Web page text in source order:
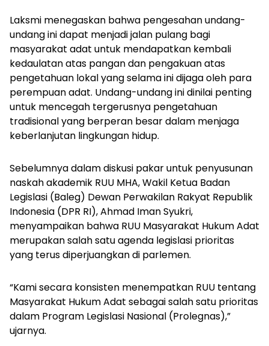
Laksmi menegaskan bahwa pengesahan undang-
undang ini dapat menjadi jalan pulang bagi
masyarakat adat untuk mendapatkan kembali
kedaulatan atas pangan dan pengakuan atas
pengetahuan lokal yang selama ini dijaga oleh para
perempuan adat. Undang-undang ini dinilai penting
untuk mencegah tergerusnya pengetahuan
tradisional yang berperan besar dalam menjaga
keberlanjutan lingkungan hidup.
Sebelumnya dalam diskusi pakar untuk penyusunan
naskah akademik RUU MHA, Wakil Ketua Badan
Legislasi (Baleg) Dewan Perwakilan Rakyat Republik
Indonesia (DPR RI), Ahmad Iman Syukri,
menyampaikan bahwa RUU Masyarakat Hukum Adat
merupakan salah satu agenda legislasi prioritas
yang terus diperjuangkan di parlemen.
“Kami secara konsisten menempatkan RUU tentang
Masyarakat Hukum Adat sebagai salah satu prioritas
dalam Program Legislasi Nasional (Prolegnas),”
ujarnya.